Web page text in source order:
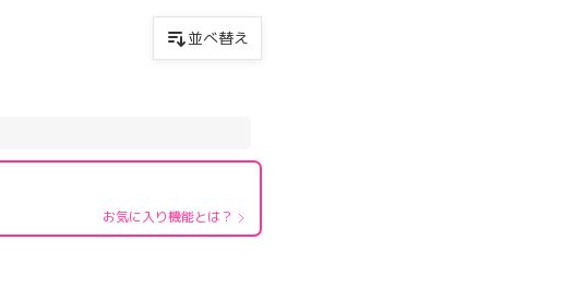
並べ替え
お気に入り機能とは？